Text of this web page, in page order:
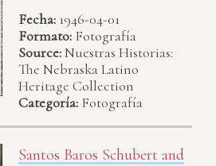
Fecha: 1946-04-01
Formato: Fotografía
Source:Nuestras Historias:
The Nebraska Latino
Heritage Collection
Categoría: Fotografía
Santos Baros Schubert and